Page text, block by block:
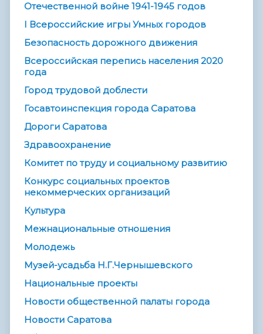
Отечественной войне 1941-1945 годов
I Всероссийские игры Умных городов
Безопасность дорожного движения
Всероссийская перепись населения 2020
года
Город трудовой доблести
Госавтоинспекция города Саратова
Дороги Саратова
Здравоохранение
Комитет по труду и социальному развитию
Конкурс социальных проектов
некоммерческих организаций
Культура
Межнациональные отношения
Молодежь
Музей-усадьба Н.Г.Чернышевского
Национальные проекты
Новости общественной палаты города
Новости Саратова